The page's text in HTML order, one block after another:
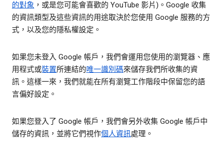
的對象 ，或是您可能會喜歡的 YouTube 影片)。Google 收集
的資訊類型及這些資訊的用途取決於您使用 Google 服務的方
式，以及您的隱私權設定。
如果您未登入 Google 帳戶，我們會運用您使用的瀏覽器、應
用程式或裝置所連結的唯一識別碼來儲存我們所收集的資
訊。這樣一來，我們就能在所有瀏覽工作階段中保留您的語
言偏好設定。
如果您登入了 Google 帳戶，我們會另外收集 Google 帳戶中
儲存的資訊，並將它們視作個人資訊處理。